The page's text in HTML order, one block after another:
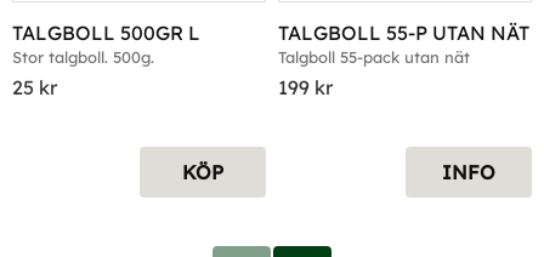
TALGBOLL 500GR L
Stor talgboll. 500g.
25 kr
KÖP
TALGBOLL 55-P UTAN NÄT
Talgboll 55-pack utan nät
199 kr
INFO